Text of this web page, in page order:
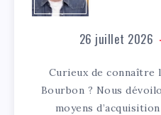
26 juillet 2026
Curieux de connaître
Bourbon ? Nous
moyens